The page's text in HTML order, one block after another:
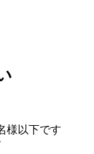
様以下です